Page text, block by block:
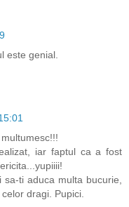
este genial.
iar faptul ca a fost
ti aduca multa bucurie,
dragi. Pupici.